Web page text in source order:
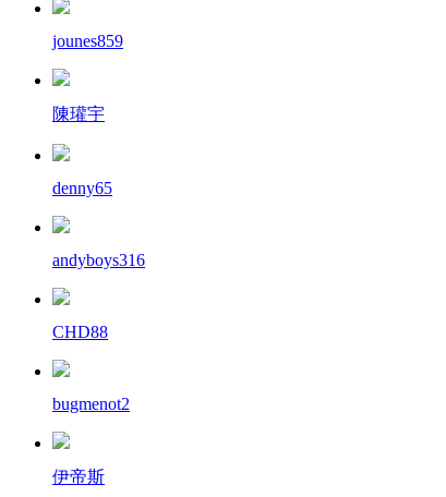
jounes859
陳瓘宇
denny65
andyboys316
CHD88
bugmenot2
伊帝斯